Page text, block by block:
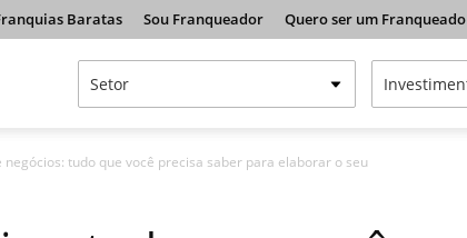
Baratas Sou Franqueador Quero ser um Franqueado
negócios: tudo que você precisa saber para elaborar o seu